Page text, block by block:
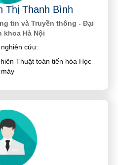
Thị Thanh Bình
tin và Truyền thông - Đại
khoa Hà Nội
cứu:
Thuật toán tiến hóa Học
máy